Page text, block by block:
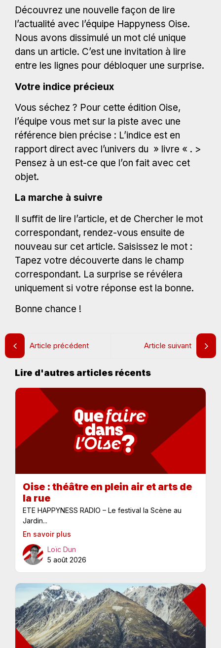
Découvrez une nouvelle façon de lire
l’actualité avec l’équipe Happyness Oise.
Nous avons dissimulé un mot clé unique
dans un article. C’est une invitation à lire
entre les lignes pour débloquer une surprise.
Votre indice précieux
Vous séchez ? Pour cette édition Oise,
l’équipe vous met sur la piste avec une
référence bien précise : L’indice est en
rapport direct avec l’univers du » livre « . >
Pensez à un est-ce que l’on fait avec cet
objet.
La marche à suivre
Il suffit de lire l’article, et de Chercher le mot
correspondant, rendez-vous ensuite de
nouveau sur cet article. Saisissez le mot :
Tapez votre découverte dans le champ
correspondant. La surprise se révélera
uniquement si votre réponse est la bonne.
Bonne chance !
Article précédent Article suivant
Lire d'autres articles récents
Oise : théâtre en plein air et arts de
la rue
ETE HAPPYNESS RADIO – Le festival la Scène au
Jardin...
En savoir plus
Loïc Dun
5 août 2026